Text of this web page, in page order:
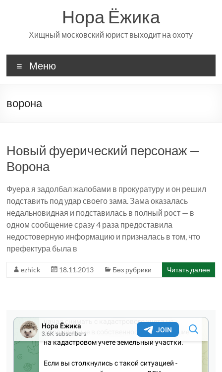
Нора Ёжика
Хищный московский юрист выходит на охоту
Меню
ворона
Новый фуерический персонаж —
Ворона
Фуера я задолбал жалобами в прокуратуру и он решил
подставить под удар своего зама. Зама оказалась
недальновидная и подставилась в полный рост — в
одном сообщение сразу 4 раза предоставила
недостоверную информацию и призналась в том, что
префектура была в
ezhick 18.11.2013 Без рубрики Читать далее